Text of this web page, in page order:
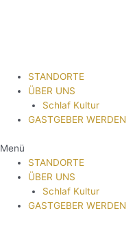
STANDORTE
ÜBER UNS
Schlaf Kultur
GASTGEBER WERDEN
Menü
STANDORTE
ÜBER UNS
Schlaf Kultur
GASTGEBER WERDEN